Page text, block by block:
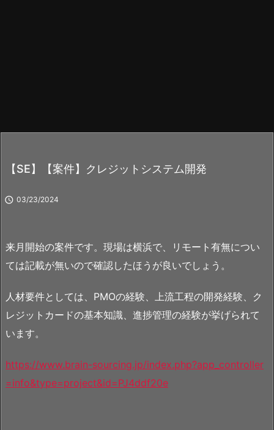
【SE】【案件】クレジットシステム開発
 03/23/2024
来月開始の案件です。現場は横浜で、リモート有無につい
ては記載が無いので確認したほうが良いでしょう。
人材要件としては、PMOの経験、上流工程の開発経験、ク
レジットカードの基本知識、進捗管理の経験が挙げられて
います。
https://www.brain-sourcing.jp/index.php?app_controller
=info&type=project&id=PJ4ddf20e